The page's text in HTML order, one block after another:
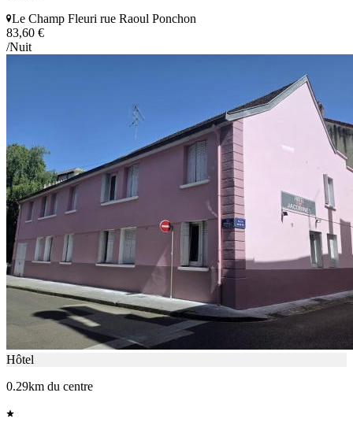
Le Champ Fleuri rue Raoul Ponchon
83,60 €
/Nuit
Hôtel
0.29km du centre